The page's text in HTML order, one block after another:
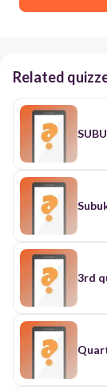
Related
3rd